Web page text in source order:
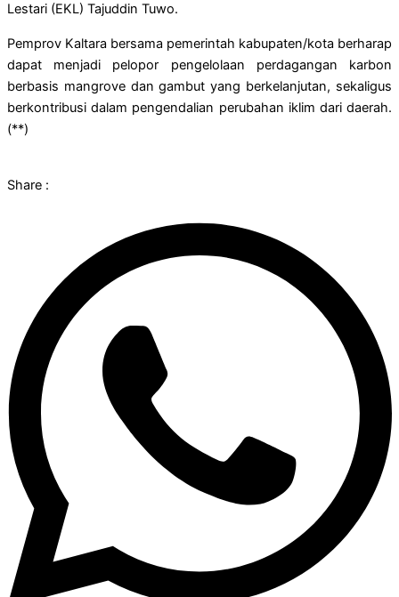
Lestari (EKL) Tajuddin Tuwo.
Pemprov Kaltara bersama pemerintah kabupaten/kota berharap
dapat menjadi pelopor pengelolaan perdagangan karbon
berbasis mangrove dan gambut yang berkelanjutan, sekaligus
berkontribusi dalam pengendalian perubahan iklim dari daerah.
(**)
Share :